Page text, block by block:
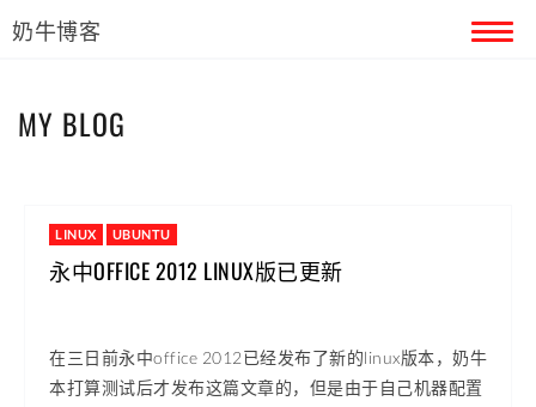
奶牛博客
MY BLOG
LINUX UBUNTU
永中OFFICE 2012 LINUX版已更新
在三日前永中office 2012已经发布了新的linux版本，奶牛
本打算测试后才发布这篇文章的，但是由于自己机器配置